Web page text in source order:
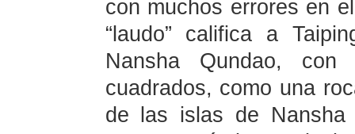
con muchos errores en
“laudo” califica a
Nansha Qundao,
cuadrados, como una
de las islas de Nansha